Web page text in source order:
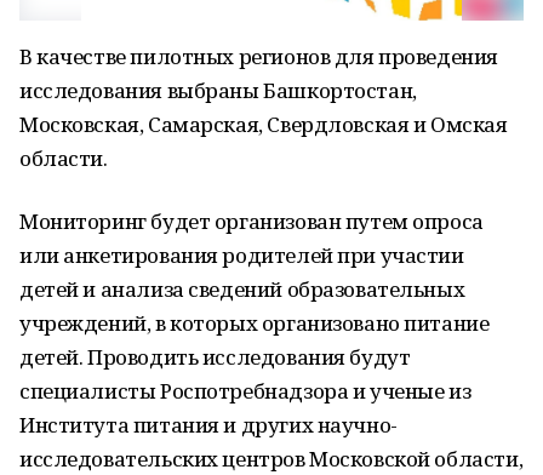
В качестве пилотных регионов для проведения
исследования выбраны Башкортостан,
Московская, Самарская, Свердловская и Омская
области.
Мониторинг будет организован путем опроса
или анкетирования родителей при участии
детей и анализа сведений образовательных
учреждений, в которых организовано питание
детей. Проводить исследования будут
специалисты Роспотребнадзора и ученые из
Института питания и других научно-
исследовательских центров Московской области,